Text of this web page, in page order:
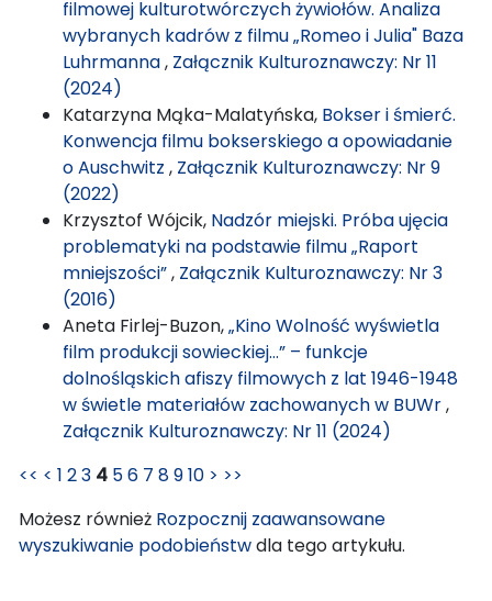
filmowej kulturotwórczych żywiołów. Analiza
wybranych kadrów z filmu „Romeo i Julia" Baza
Luhrmanna, Załącznik Kulturoznawczy: Nr 11
(2024)
Katarzyna Mąka-Malatyńska, Bokser i śmierć.
Konwencja filmu bokserskiego a opowiadanie
o Auschwitz , Załącznik Kulturoznawczy: Nr 9
(2022)
Krzysztof Wójcik, Nadzór miejski. Próba ujęcia
problematyki na podstawie filmu „Raport
mniejszości”, Załącznik Kulturoznawczy: Nr 3
(2016)
Aneta Firlej-Buzon,„Kino Wolność wyświetla
film produkcji sowieckiej…” – funkcje
dolnośląskich afiszy filmowych z lat 1946-1948
w świetle materiałów zachowanych w BUWr,
Załącznik Kulturoznawczy: Nr 11 (2024)
<< < 1 23 4 56 7 8910 > >>
Możesz również Rozpocznij zaawansowane
wyszukiwanie podobieństwdla tego artykułu.